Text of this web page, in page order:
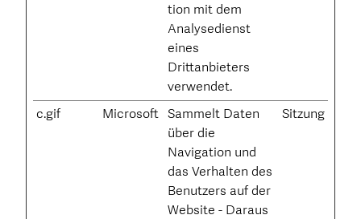
tion mit dem
Analysedienst
eines
Drittanbieters
verwendet.
c.gif Microsoft Sammelt Daten
über die
Navigation und
das Verhalten des
Benutzers auf der
Website - Daraus
Sitzung